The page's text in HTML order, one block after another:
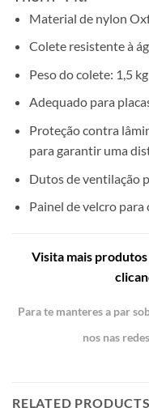
Material de nylon
Colete resistente à
Peso do colete: 1,5 kg
Adequado para
Proteção contra
para garantir uma
Dutos de ventilação
Painel de velcro para
Visita mais produtos
Para te manteres a par
nos nas
RELATED PRODUCTS